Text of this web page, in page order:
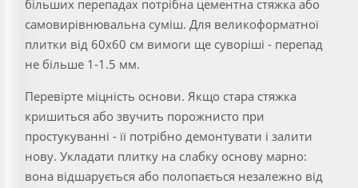
більших перепадах потрібна цементна стяжка або
самовирівнювальна суміш. Для великоформатної
плитки від 60х60 см вимоги ще суворіші - перепад
не більше 1-1.5 мм.
Перевірте міцність основи. Якщо стара стяжка
кришиться або звучить порожнисто при
простукуванні - її потрібно демонтувати і залити
нову. Укладати плитку на слабку основу марно:
вона відшарується або полопається незалежно від